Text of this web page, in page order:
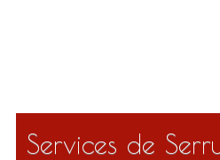
Services de